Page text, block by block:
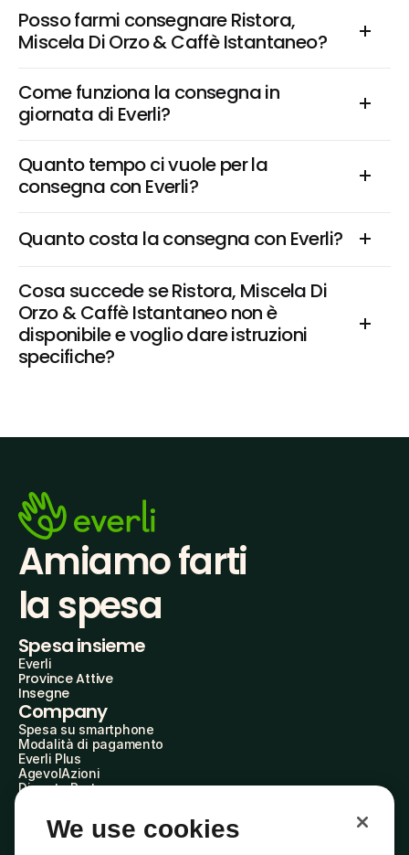
Posso farmi consegnare Ristora,
Miscela Di Orzo & Caffè Istantaneo?
Come funziona la consegna in
giornata di Everli?
Quanto tempo ci vuole per la
consegna con Everli?
Quanto costa la consegna con Everli?
Cosa succede se Ristora, Miscela Di
Orzo & Caffè Istantaneo non è
disponibile e voglio dare istruzioni
specifiche?
Amiamo farti
la spesa
Spesa insieme
Everli
Province Attive
Insegne
Company
Spesa su smartphone
Modalità di pagamento
Everli Plus
AgevolAzioni
Diventa Partner
Everli Shoppers
About Us
We use cookies